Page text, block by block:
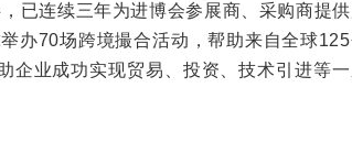
连续三年为进博会参展商、采购商提
办70场跨境撮合活动，帮助来自全球
企业成功实现贸易、投资、技术引进等